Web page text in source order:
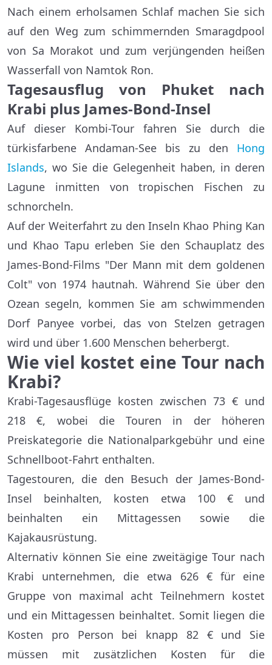
Nach einem erholsamen Schlaf machen Sie sich
auf den Weg zum schimmernden Smaragdpool
von Sa Morakot und zum verjüngenden heißen
Wasserfall von Namtok Ron.
Tagesausflug von Phuket nach
Krabi plus James-Bond-Insel
Auf dieser Kombi-Tour fahren Sie durch die
türkisfarbene Andaman-See bis zu den Hong
Islands, wo Sie die Gelegenheit haben, in deren
Lagune inmitten von tropischen Fischen zu
schnorcheln.
Auf der Weiterfahrt zu den Inseln Khao Phing Kan
und Khao Tapu erleben Sie den Schauplatz des
James-Bond-Films "Der Mann mit dem goldenen
Colt" von 1974 hautnah. Während Sie über den
Ozean segeln, kommen Sie am schwimmenden
Dorf Panyee vorbei, das von Stelzen getragen
wird und über 1.600 Menschen beherbergt.
Wie viel kostet eine Tour nach
Krabi?
Krabi-Tagesausflüge kosten zwischen 73 € und
218 €, wobei die Touren in der höheren
Preiskategorie die Nationalparkgebühr und eine
Schnellboot-Fahrt enthalten.
Tagestouren, die den Besuch der James-Bond-
Insel beinhalten, kosten etwa 100 € und
beinhalten ein Mittagessen sowie die
Kajakausrüstung.
Alternativ können Sie eine zweitägige Tour nach
Krabi unternehmen, die etwa 626 € für eine
Gruppe von maximal acht Teilnehmern kostet
und ein Mittagessen beinhaltet. Somit liegen die
Kosten pro Person bei knapp 82 € und Sie
müssen mit zusätzlichen Kosten für die